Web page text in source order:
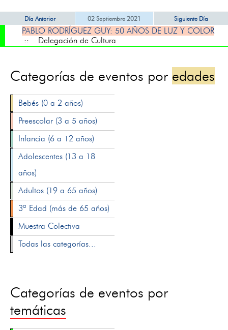
Día Anterior 02 Septiembre 2021 Siguiente Día
PABLO RODRÍGUEZ GUY: 50 AÑOS DE LUZ Y COLOR
:: Delegación de Cultura
Categorías de eventos por edades
Bebés (0 a 2 años)
Preescolar (3 a 5 años)
Infancia (6 a 12 años)
Adolescentes (13 a 18
años)
Adultos (19 a 65 años)
3ª Edad (más de 65 años)
Muestra Colectiva
Todas las categorías...
Categorías de eventos por
temáticas